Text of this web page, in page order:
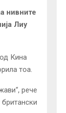
нивните
Лиу
Кина
тоа.
рече